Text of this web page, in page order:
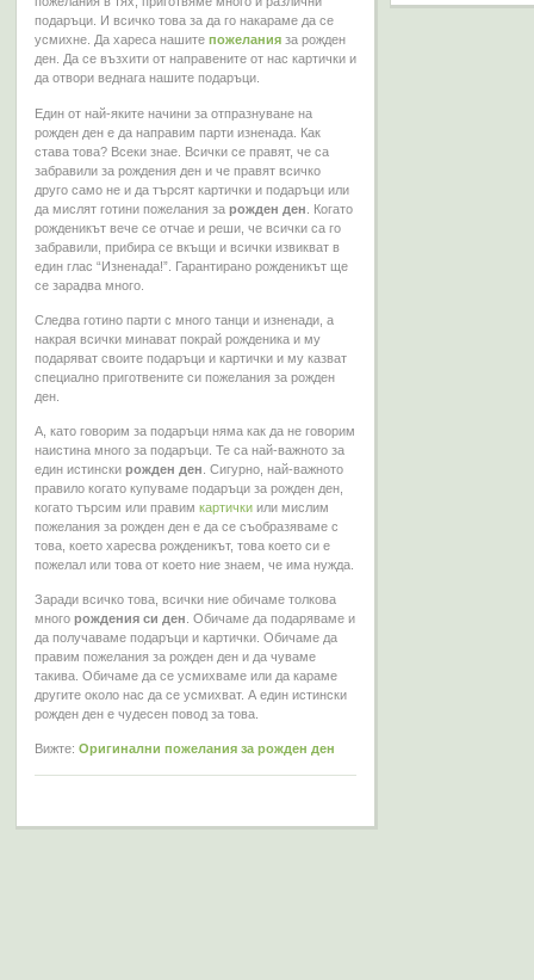
подаръци. И всичко това за да го накараме да се
усмихне. Да хареса нашите пожелания за рожден
ден. Да се възхити от направените от нас картички и
да отвори веднага нашите подаръци.
Един от най-яките начини за отпразнуване на
рожден ден е да направим парти изненада. Как
става това? Всеки знае. Всички се правят, че са
забравили за рождения ден и че правят всичко
друго само не и да търсят картички и подаръци или
да мислят готини пожелания за рожден ден . Когато
рожденикът вече се отчае и реши, че всички са го
забравили, прибира се вкъщи и всички извикват в
един глас “Изненада!”. Гарантирано рожденикът ще
се зарадва много.
Следва готино парти с много танци и изненади, а
накрая всички минават покрай рожденика и му
подаряват своите подаръци и картички и му казват
специално приготвените си пожелания за рожден
ден.
А, като говорим за подаръци няма как да не говорим
наистина много за подаръци. Те са най-важното за
един истински рожден ден . Сигурно, най-важното
правило когато купуваме подаръци за рожден ден,
когато търсим или правим картички или мислим
пожелания за рожден ден е да се съобразяваме с
това, което харесва рожденикът, това което си е
пожелал или това от което ние знаем, че има нужда.
Заради всичко това, всички ние обичаме толкова
много рождения си ден . Обичаме да подаряваме и
да получаваме подаръци и картички. Обичаме да
правим пожелания за рожден ден и да чуваме
такива. Обичаме да се усмихваме или да караме
другите около нас да се усмихват. А един истински
рожден ден е чудесен повод за това.
Вижте: Оригинални пожелания за рожден ден